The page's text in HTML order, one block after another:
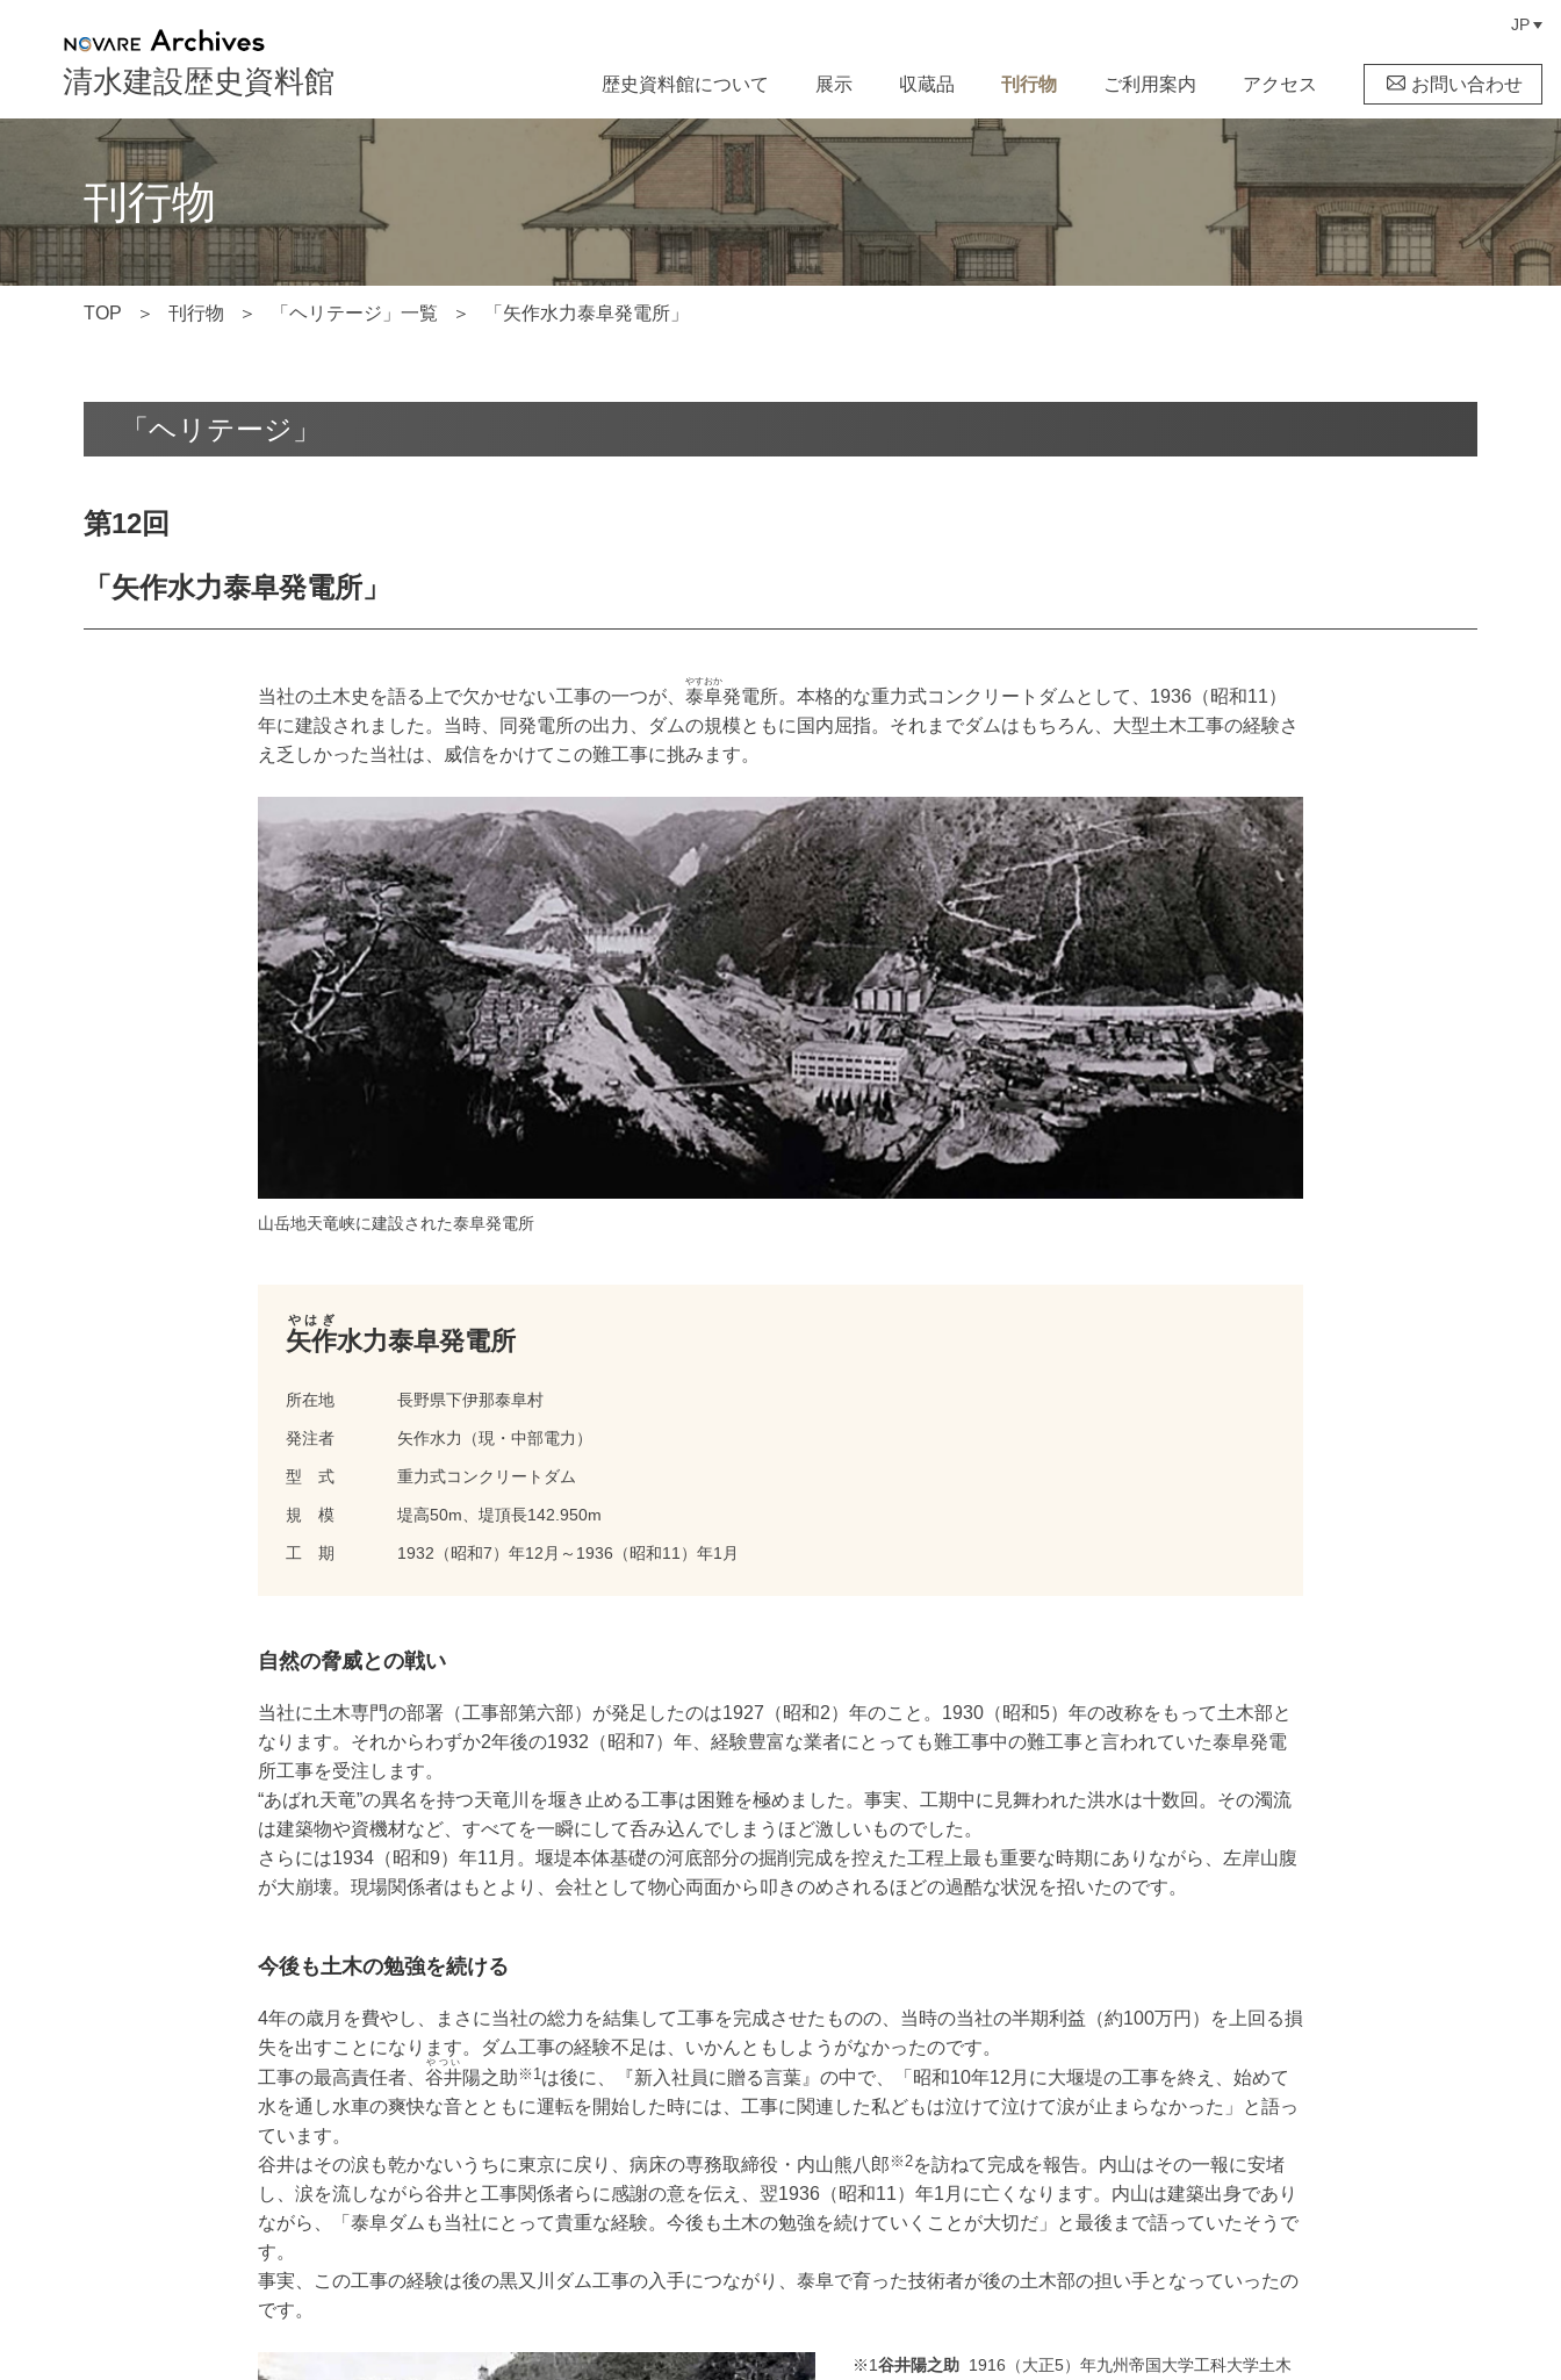
清水建設歴史資料館
JP
歴史資料館について 展示 収蔵品 刊行物 ご利用案内 アクセス お問い合わせ
刊行物
TOP 刊行物 「ヘリテージ」一覧 「矢作水力泰阜発電所」
「ヘリテージ」
第12回
「矢作水力泰阜発電所」
当社の土木史を語る上で欠かせない工事の一つが、 泰阜
やすおか
発電所。本格的な重力式コンクリートダムとして、1936（昭和11）
年に建設されました。当時、同発電所の出力、ダムの規模ともに国内屈指。それまでダムはもちろん、大型土木工事の経験さ
え乏しかった当社は、威信をかけてこの難工事に挑みます。
山岳地天竜峡に建設された泰阜発電所
矢作
やはぎ
水力泰阜発電所
所在地 長野県下伊那泰阜村
発注者 矢作水力（現・中部電力）
型 式 重力式コンクリートダム
規 模 堤高50m、堤頂長142.950m
工 期 1932（昭和7）年12月～1936（昭和11）年1月
自然の脅威との戦い
当社に土木専門の部署（工事部第六部）が発足したのは1927（昭和2）年のこと。1930（昭和5）年の改称をもって土木部と
なります。それからわずか2年後の1932（昭和7）年、経験豊富な業者にとっても難工事中の難工事と言われていた泰阜発電
所工事を受注します。
“あばれ天竜”の異名を持つ天竜川を堰き止める工事は困難を極めました。事実、工期中に見舞われた洪水は十数回。その濁流
は建築物や資機材など、すべてを一瞬にして呑み込んでしまうほど激しいものでした。
さらには1934（昭和9）年11月。堰堤本体基礎の河底部分の掘削完成を控えた工程上最も重要な時期にありながら、左岸山腹
が大崩壊。現場関係者はもとより、会社として物心両面から叩きのめされるほどの過酷な状況を招いたのです。
今後も土木の勉強を続ける
4年の歳月を費やし、まさに当社の総力を結集して工事を完成させたものの、当時の当社の半期利益（約100万円）を上回る損
失を出すことになります。ダム工事の経験不足は、いかんともしようがなかったのです。
工事の最高責任者、 谷井
やつい
陽之助 ※1は後に、『新入社員に贈る言葉』の中で、「昭和10年12月に大堰堤の工事を終え、始めて
水を通し水車の爽快な音とともに運転を開始した時には、工事に関連した私どもは泣けて泣けて涙が止まらなかった」と語っ
ています。
谷井はその涙も乾かないうちに東京に戻り、病床の専務取締役・内山熊八郎 ※2を訪ねて完成を報告。内山はその一報に安堵
し、涙を流しながら谷井と工事関係者らに感謝の意を伝え、翌1936（昭和11）年1月に亡くなります。内山は建築出身であり
ながら、「泰阜ダムも当社にとって貴重な経験。今後も土木の勉強を続けていくことが大切だ」と最後まで語っていたそうで
す。
事実、この工事の経験は後の黒又川ダム工事の入手につながり、泰阜で育った技術者が後の土木部の担い手となっていったの
です。
※1谷井陽之助 1916（大正5）年九州帝国大学工科大学土木